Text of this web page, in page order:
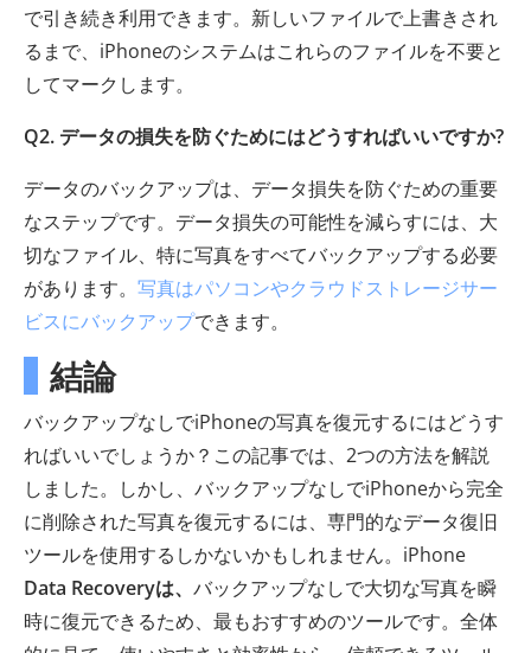
で引き続き利用できます。新しいファイルで上書きされ
るまで、iPhoneのシステムはこれらのファイルを不要と
してマークします。
Q2. データの損失を防ぐためにはどうすればいいですか?
データのバックアップは、データ損失を防ぐための重要
なステップです。データ損失の可能性を減らすには、大
切なファイル、特に写真をすべてバックアップする必要
があります。 写真はパソコンやクラウドストレージサー
ビスにバックアップできます。
結論
バックアップなしでiPhoneの写真を復元するにはどうす
ればいいでしょうか？この記事では、2つの方法を解説
しました。しかし、バックアップなしでiPhoneから完全
に削除された写真を復元するには、専門的なデータ復旧
ツールを使用するしかないかもしれません。iPhone
Data Recoveryは、 バックアップなしで大切な写真を瞬
時に復元できるため、最もおすすめのツールです。全体